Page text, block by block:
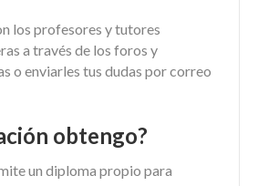
los profesores y tutores
a través de los foros y
o enviarles tus dudas por correo
obtengo?
un diploma propio para